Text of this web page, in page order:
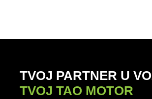
TVOJ PARTNER U
TVOJ TAO MOTOR